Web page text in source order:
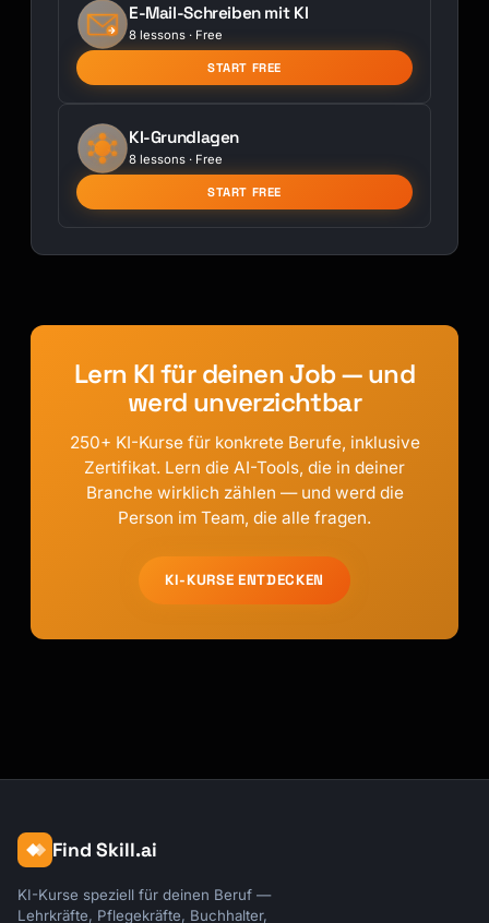
E-Mail-Schreiben mit KI
8 lessons · Free
START FREE
KI-Grundlagen
8 lessons · Free
START FREE
Lern KI für deinen Job — und
werd unverzichtbar
250+ KI-Kurse für konkrete Berufe, inklusive
Zertifikat. Lern die AI-Tools, die in deiner
Branche wirklich zählen — und werd die
Person im Team, die alle fragen.
KI-KURSE ENTDECKEN
Find Skill.ai
KI-Kurse speziell für deinen Beruf —
Lehrkräfte, Pflegekräfte, Buchhalter,